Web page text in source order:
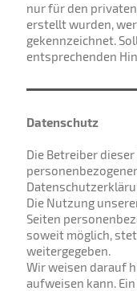
nur für den
erstellt wurden,
gekennzeichnet.
entsprechenden
Datenschutz
Die Betreiber
Die Nutzung
Seiten
soweit möglich,
weitergegeben.
Wir weisen darauf
aufweisen kann.